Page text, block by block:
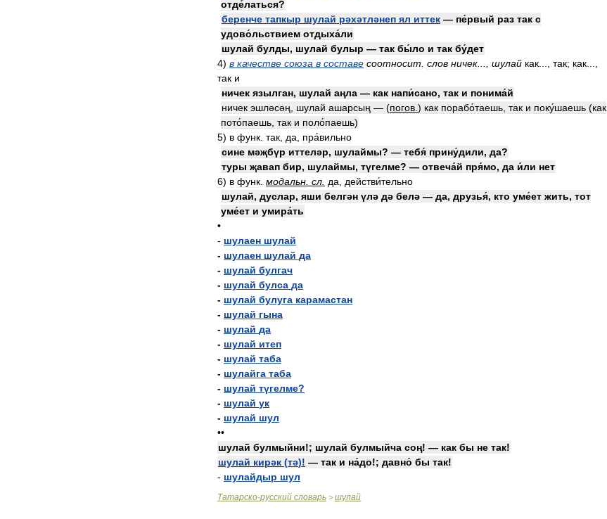
отде́латься?
беренче тапкыр шулай рәхәтләнеп ял иттек — пе́рвый раз так с
удово́льствием отдыха́ли
шулай булды, шулай булыр — так бы́ло и так бу́дет
4) в качестве союза в составе соотносит слов ничек шулай как так; как
так и
ничек язылган, шулай аңла — как напи́сано, так и понима́й
ничек эшләсәң шулай ашарсың — (погов ) как порабо́таешь так и поку́шаешь (как
пото́паешь так и поло́паешь)
5) в функ так да
пра́вильно
сине мәҗбүр иттеләр, шулаймы? — тебя́ прину́дили, да?
туры җавап бир, шулаймы, түгелме? — отвеча́й пря́мо, да и́ли нет
6) в функ модальн сл да
действи́тельно
шулай, дуслар, яши белгән үлә дә белә — да, друзья́, кто уме́ет жить, тот
уме́ет и умира́ть
•
- шулаен шулай
- шулаен шулай да
- шулай булгач
- шулай булса да
- шулай булуга карамастан
- шулай гына
- шулай да
- шулай итеп
- шулай таба
- шулайга таба
- шулай түгелме?
- шулай ук
- шулай шул
••
шулай булмыйни!; шулай булмыйча соң! — как бы не так!
шулай кирәк (тә)! — так и на́до!; давно́ бы так!
- шулайдыр шул
Татарско-русский словарь > шулай